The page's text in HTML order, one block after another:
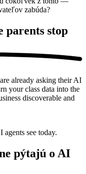
zabúda?
parents stop
already asking their AI
your class data into the
discoverable and
see today.
pýtajú o AI